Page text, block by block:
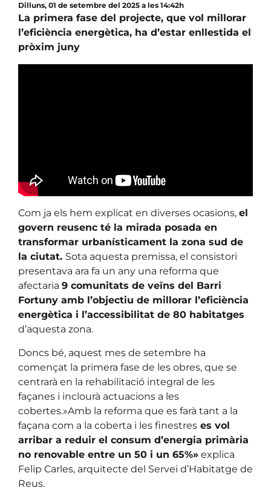
Dilluns, 01 de setembre del 2025 a les 14:42h
La primera fase del projecte, que vol millorar
l’eficiència energètica, ha d’estar enllestida el
pròxim juny
Com ja els hem explicat en diverses ocasions, el
govern reusenc té la mirada posada en
transformar urbanísticament la zona sud de
la ciutat. Sota aquesta premissa, el consistori
presentava ara fa un any una reforma que
afectaria 9 comunitats de veïns del Barri
Fortuny amb l’objectiu de millorar l’eficiència
energètica i l’accessibilitat de 80 habitatges
d’aquesta zona.
Doncs bé, aquest mes de setembre ha
començat la primera fase de les obres, que se
centrarà en la rehabilitació integral de les
façanes i inclourà actuacions a les
cobertes.»Amb la reforma que es farà tant a la
façana com a la coberta i les finestres es vol
arribar a reduir el consum d’energia primària
no renovable entre un 50 i un 65%» explica
Felip Carles, arquitecte del Servei d’Habitatge de
Reus.